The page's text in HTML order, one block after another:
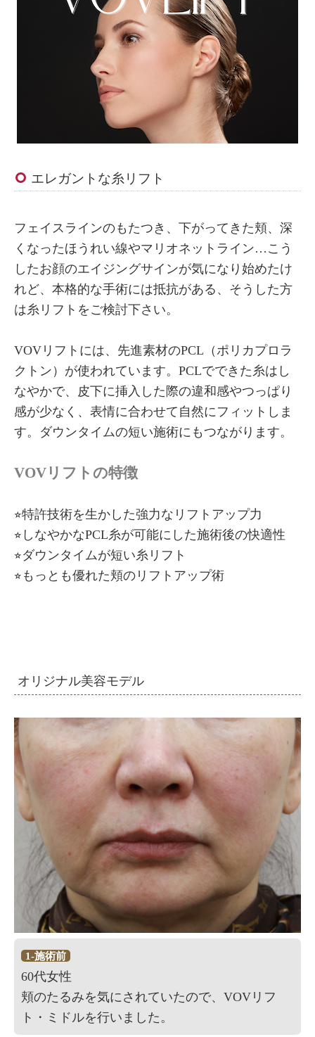
エレガントな糸リフト
フェイスラインのもたつき、下がってきた頬、深
くなったほうれい線やマリオネットライン…こう
したお顔のエイジングサインが気になり始めたけ
れど、本格的な手術には抵抗がある、そうした方
は糸リフトをご検討下さい。
VOVリフトには、先進素材のPCL（ポリカプロラ
クトン）が使われています。PCLでできた糸はし
なやかで、皮下に挿入した際の違和感やつっぱり
感が少なく、表情に合わせて自然にフィットしま
す。ダウンタイムの短い施術にもつながります。
VOVリフトの特徴
⭐︎特許技術を生かした強力なリフトアップ力
⭐︎しなやかなPCL糸が可能にした施術後の快適性
⭐︎ダウンタイムが短い糸リフト
⭐︎もっとも優れた頬のリフトアップ術
オリジナル美容モデル
1-施術前
60代女性
頬のたるみを気にされていたので、VOVリフ
ト・ミドルを行いました。